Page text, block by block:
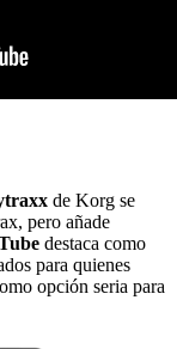
de Korg se
pero añade
destaca como
para quienes
opción seria para